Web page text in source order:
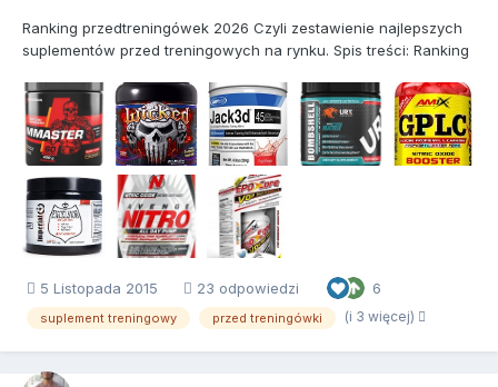
Ranking przedtreningówek 2026 Czyli zestawienie najlepszych
suplementów przed treningowych na rynku. Spis treści: Ranking
przed treningowe)? Podział suplementów przed treningowych
Najlepsze klasyczn...
5 Listopada 2015 23 odpowiedzi 6
suplement treningowy przed treningówki (i 3 więcej)